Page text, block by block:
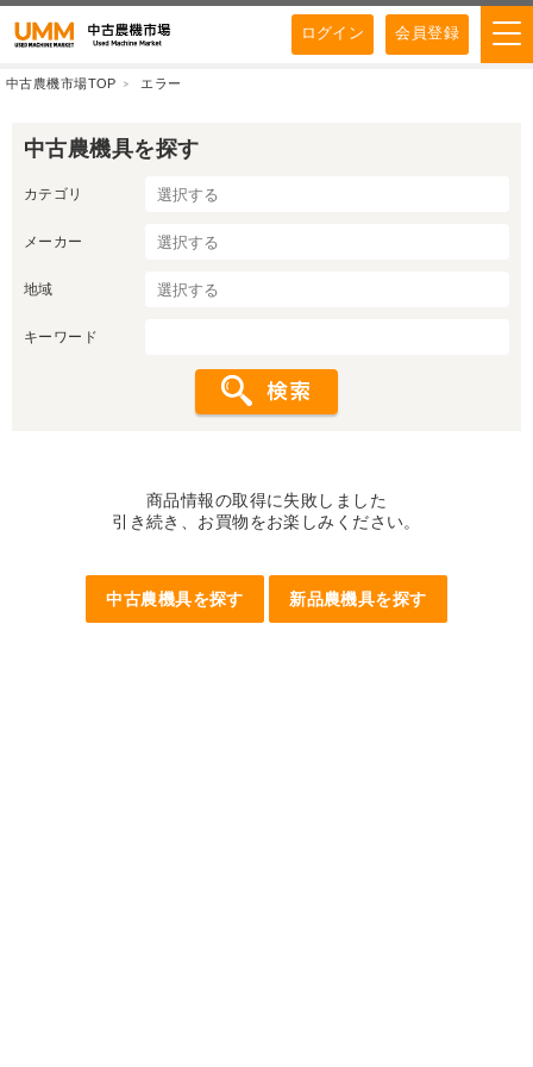
ログイン 会員登録
中古農機市場TOP エラー
中古農機具を探す
カテゴリ
メーカー
地域
キーワード
商品情報の取得に失敗しました
引き続き、お買物をお楽しみください。
中古農機具を探す 新品農機具を探す